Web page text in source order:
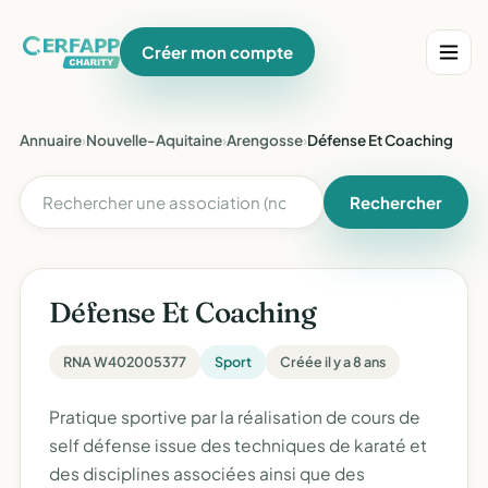
Créer mon compte
Annuaire›Nouvelle-Aquitaine›Arengosse›Défense Et Coaching
Rechercher
Défense Et Coaching
RNA W402005377 Sport Créée il y a 8 ans
Pratique sportive par la réalisation de cours de
self défense issue des techniques de karaté et
des disciplines associées ainsi que des